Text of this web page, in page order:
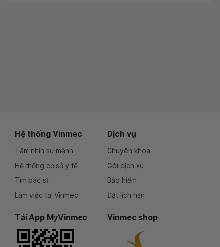
Hệ thống Vinmec
Tầm nhìn sứ mệnh
Hệ thống cơ sở y tế
Tìm bác sĩ
Làm việc tại Vinmec
Dịch vụ
Chuyên khoa
Gói dịch vụ
Bảo hiểm
Đặt lịch hẹn
Tải App MyVinmec Vinmec shop